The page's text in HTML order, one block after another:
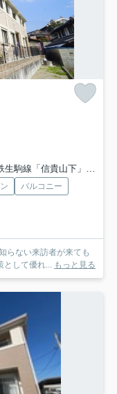
駒線「信貴山下」駅 徒歩15分
バルコニー
らない来訪者が来ても
として優れ... もっと見る